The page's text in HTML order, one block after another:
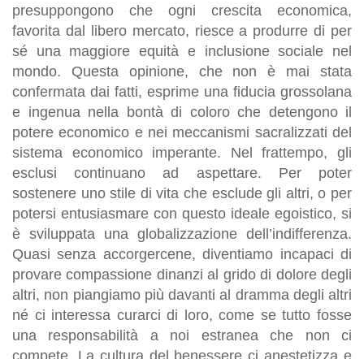
presuppongono che ogni crescita economica,
favorita dal libero mercato, riesce a produrre di per
sé una maggiore equità e inclusione sociale nel
mondo. Questa opinione, che non è mai stata
confermata dai fatti, esprime una fiducia grossolana
e ingenua nella bontà di coloro che detengono il
potere economico e nei meccanismi sacralizzati del
sistema economico imperante. Nel frattempo, gli
esclusi continuano ad aspettare. Per poter
sostenere uno stile di vita che esclude gli altri, o per
potersi entusiasmare con questo ideale egoistico, si
è sviluppata una globalizzazione dell’indifferenza.
Quasi senza accorgercene, diventiamo incapaci di
provare compassione dinanzi al grido di dolore degli
altri, non piangiamo più davanti al dramma degli altri
né ci interessa curarci di loro, come se tutto fosse
una responsabilità a noi estranea che non ci